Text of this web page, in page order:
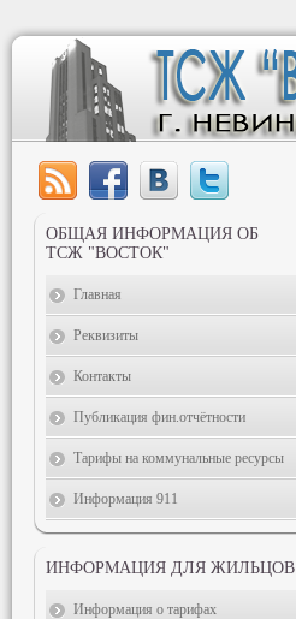
ОБЩАЯ ИНФОРМАЦИЯ ОБ
ТСЖ "ВОСТОК"
Главная
Реквизиты
Контакты
Публикация фин.отчётности
Тарифы на коммунальные ресурсы
Информация 911
ИНФОРМАЦИЯ ДЛЯ ЖИЛЬЦОВ
Информация о тарифах